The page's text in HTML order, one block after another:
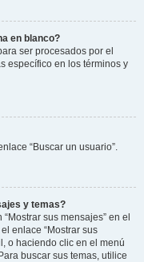
en blanco?
ser procesados por el
específico en los términos y
“Buscar un usuario”.
y temas?
sus mensajes” en el
enlace “Mostrar sus
o haciendo clic en el menú
buscar sus temas, utilice